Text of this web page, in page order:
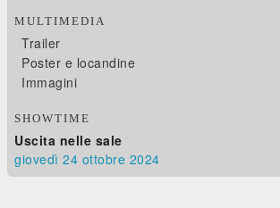
MULTIMEDIA
Trailer
Poster e locandine
Immagini
SHOWTIME
Uscita nelle sale
giovedì 24 ottobre 2024